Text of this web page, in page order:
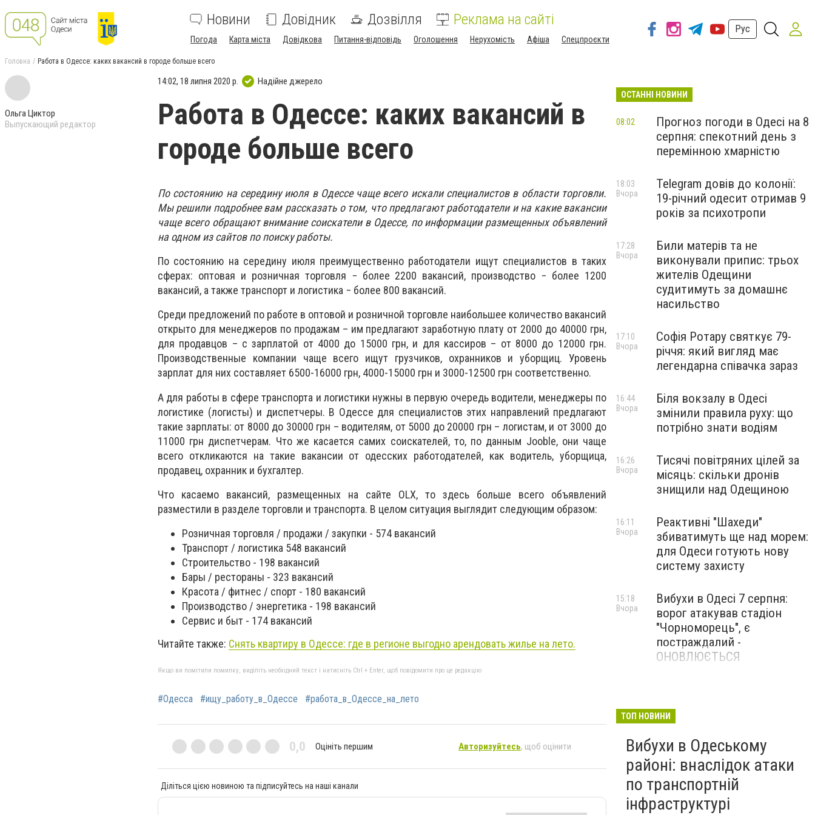
Новини Довідник Дозвілля Реклама на сайті
Погода Карта міста Довідкова Питання-відповідь Оголошення Нерухомість Афіша Спецпроєкти
Рус
Головна Работа в Одессе: каких вакансий в городе больше всего
Ольга Циктор
Выпускающий редактор
14:02, 18 липня 2020 р. Надійне джерело
Работа в Одессе: каких вакансий в
городе больше всего
По состоянию на середину июля в Одессе чаще всего искали специалистов в области торговли.
Мы решили подробнее вам рассказать о том, что предлагают работодатели и на какие вакансии
чаще всего обращают внимание соискатели в Одессе, по информации размещенных объявлений
на одном из сайтов по поиску работы.
По состоянию на середину июля преимущественно работодатели ищут специалистов в таких
сферах: оптовая и розничная торговля − более 2200 вакансий, производство − более 1200
вакансий, а также транспорт и логистика − более 800 вакансий.
Среди предложений по работе в оптовой и розничной торговле наибольшее количество вакансий
открыто для менеджеров по продажам – им предлагают заработную плату от 2000 до 40000 грн,
для продавцов – с зарплатой от 4000 до 15000 грн, и для кассиров – от 8000 до 12000 грн.
Производственные компании чаще всего ищут грузчиков, охранников и уборщиц. Уровень
зарплат для них составляет 6500-16000 грн, 4000-15000 грн и 3000-12500 грн соответственно.
А для работы в сфере транспорта и логистики нужны в первую очередь водители, менеджеры по
логистике (логисты) и диспетчеры. В Одессе для специалистов этих направлений предлагают
такие зарплаты: от 8000 до 30000 грн – водителям, от 5000 до 20000 грн – логистам, и от 3000 до
11000 грн диспетчерам. Что же касается самих соискателей, то, по данным Jooble, они чаще
всего откликаются на такие вакансии от одесских работодателей, как водитель, уборщица,
продавец, охранник и бухгалтер.
Что касаемо вакансий, размещенных на сайте OLX, то здесь больше всего объявлений
разместили в разделе торговли и транспорта. В целом ситуация выглядит следующим образом:
Розничная торговля / продажи / закупки - 574 вакансий
Транспорт / логистика 548 вакансий
Строительство - 198 вакансий
Бары / рестораны - 323 вакансий
Красота / фитнес / спорт - 180 вакансий
Производство / энергетика - 198 вакансий
Сервис и быт - 174 вакансий
Читайте также: Снять квартиру в Одессе: где в регионе выгодно арендовать жилье на лето.
Якщо ви помітили помилку, виділіть необхідний текст і натисніть Ctrl + Enter, щоб повідомити про це редакцію
#Одесса #ищу_работу_в_Одессе #работа_в_Одессе_на_лето
0,0 Оцініть першим Авторизуйтесь, щоб оцінити
Діліться цією новиною та підписуйтесь на наші канали
ОСТАННІ НОВИНИ
Прогноз погоди в Одесі на 8
серпня: спекотний день з
перемінною хмарністю
08:02
Telegram довів до колонії:
19-річний одесит отримав 9
років за психотропи
18:03
Вчора
Били матерів та не
виконували припис: трьох
жителів Одещини
судитимуть за домашнє
насильство
17:28
Вчора
Софія Ротару святкує 79-
річчя: який вигляд має
легендарна співачка зараз
17:10
Вчора
Біля вокзалу в Одесі
змінили правила руху: що
потрібно знати водіям
16:44
Вчора
Тисячі повітряних цілей за
місяць: скільки дронів
знищили над Одещиною
16:26
Вчора
Реактивні "Шахеди"
збиватимуть ще над морем:
для Одеси готують нову
систему захисту
16:11
Вчора
Вибухи в Одесі 7 серпня:
ворог атакував стадіон
"Чорноморець", є
постраждалий -
ОНОВЛЮЄТЬСЯ
15:18
Вчора
ТОП НОВИНИ
Вибухи в Одеському
районі: внаслідок атаки
по транспортній
інфраструктурі